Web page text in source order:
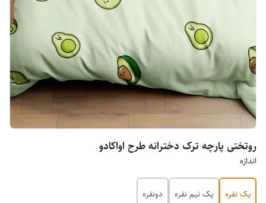
روتختی پارچه ترک دخترانه طرح اواکادو
اندازه
یک نفره یک نیم نفره
دونفره